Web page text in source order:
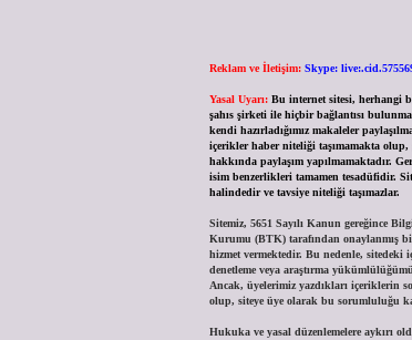
Reklam ve İletişim: Skype:
Yasal Uyarı: Bu internet sitesi, herhangi
şahıs şirketi ile hiçbir bağlantısı
kendi hazırladığımız makaleler
içerikler haber niteliği taşımamakta
hakkında paylaşım yapılmamaktadır.
isim benzerlikleri tamamen tesadüfidir.
halindedir ve tavsiye niteliği taşımazlar.
Sitemiz, 5651 Sayılı Kanun gereğince
Kurumu (BTK) tarafından onaylanmış
hizmet vermektedir. Bu nedenle,
denetleme veya araştırma
Ancak, üyelerimiz yazdıkları içeriklerin
olup, siteye üye olarak bu sorumluluğu
Hukuka ve yasal düzenlemelere aykırı